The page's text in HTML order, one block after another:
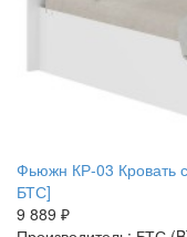
Фьюжн КР-03 Кровать
БТС]
9 889 ₽